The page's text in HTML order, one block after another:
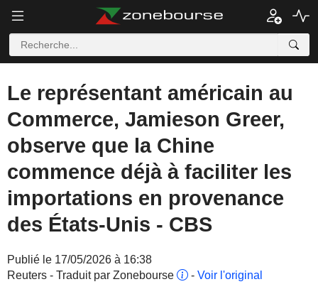
Le représentant américain au
Commerce, Jamieson Greer,
observe que la Chine
commence déjà à faciliter les
importations en provenance
des États-Unis - CBS
Publié le 17/05/2026 à 16:38
Reuters - Traduit par Zonebourse
- Voir l'original